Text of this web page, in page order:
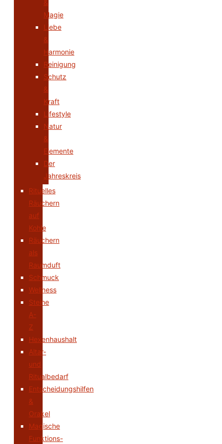
&
Magie
Liebe
&
Harmonie
Reinigung
Schutz
&
Kraft
Lifestyle
Natur
&
Elemente
Der
Jahreskreis
Rituelles
Räuchern
auf
Kohle
Räuchern
als
Raumduft
Schmuck
Wellness
Steine
A-
Z
Hexenhaushalt
Altar-
und
Ritualbedarf
Entscheidungshilfen
&
Orakel
Magische
Funktions-